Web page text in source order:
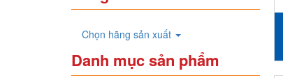
Chọn hãng sản xuất
Danh mục sản phẩm